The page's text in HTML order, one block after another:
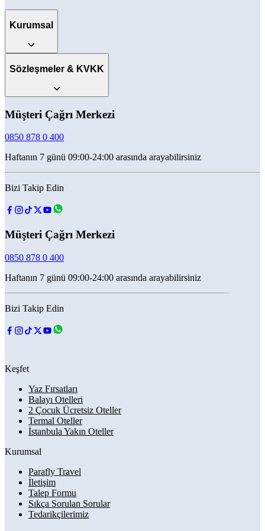
Kurumsal
Sözleşmeler & KVKK
Müşteri Çağrı Merkezi
0850 878 0 400
Haftanın 7 günü 09:00-24:00 arasında arayabilirsiniz
Bizi Takip Edin
Müşteri Çağrı Merkezi
0850 878 0 400
Haftanın 7 günü 09:00-24:00 arasında arayabilirsiniz
Bizi Takip Edin
Keşfet
Yaz Fırsatları
Balayı Otelleri
2 Çocuk Ücretsiz Oteller
Termal Oteller
İstanbula Yakın Oteller
Kurumsal
Parafly Travel
İletişim
Talep Formu
Sıkça Sorulan Sorular
Tedarikçilerimiz